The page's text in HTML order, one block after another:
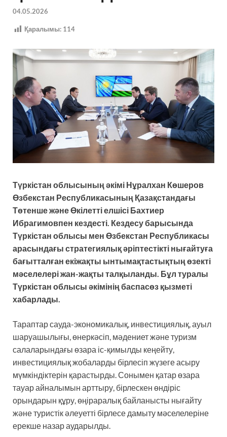
04.05.2026
Қаралымы: 114
Түркістан облысының әкімі Нұралхан Көшеров
Өзбекстан Республикасының Қазақстандағы
Төтенше және Өкілетті елшісі Бахтиер
Ибрагимовпен кездесті. Кездесу барысында
Түркістан облысы мен Өзбекстан Республикасы
арасындағы стратегиялық әріптестікті нығайтуға
бағытталған екіжақты ынтымақтастықтың өзекті
мәселелері жан-жақты талқыланды. Бұл туралы
Түркістан облысы әкімінің баспасөз қызметі
хабарлады.
Тараптар сауда-экономикалық, инвестициялық, ауыл
шаруашылығы, өнеркәсіп, мәдениет және туризм
салаларындағы өзара іс-қимылды кеңейту,
инвестициялық жобаларды бірлесіп жүзеге асыру
мүмкіндіктерін қарастырды. Сонымен қатар өзара
тауар айналымын арттыру, бірлескен өндіріс
орындарын құру, өңіраралық байланысты нығайту
және туристік әлеуетті бірлесе дамыту мәселелеріне
ерекше назар аударылды.